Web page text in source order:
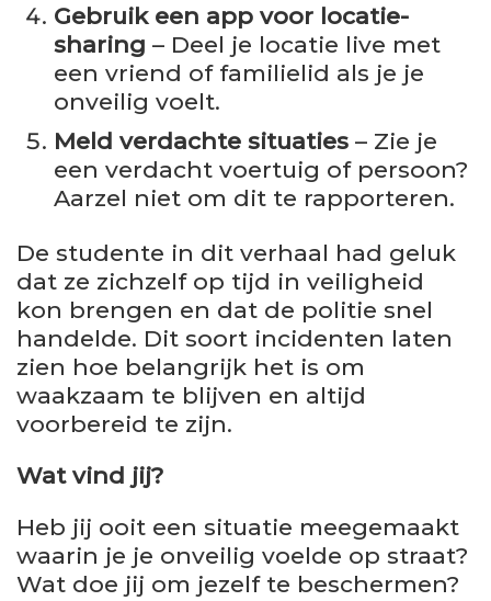
Gebruik een app voor locatie-
sharing – Deel je locatie live met
een vriend of familielid als je je
onveilig voelt.
Meld verdachte situaties – Zie je
een verdacht voertuig of persoon?
Aarzel niet om dit te rapporteren.
De studente in dit verhaal had geluk
dat ze zichzelf op tijd in veiligheid
kon brengen en dat de politie snel
handelde. Dit soort incidenten laten
zien hoe belangrijk het is om
waakzaam te blijven en altijd
voorbereid te zijn.
Wat vind jij?
Heb jij ooit een situatie meegemaakt
waarin je je onveilig voelde op straat?
Wat doe jij om jezelf te beschermen?